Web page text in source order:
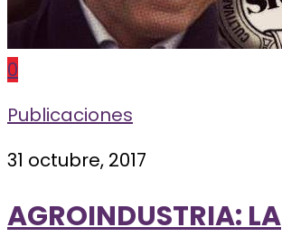
0
Publicaciones
31 octubre, 2017
AGROINDUSTRIA: LA